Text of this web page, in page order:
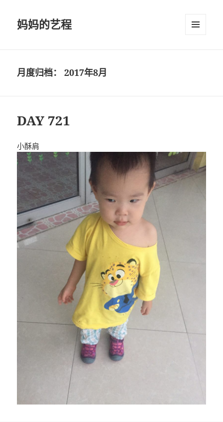
妈妈的艺程
月度归档：2017年8月
DAY 721
小酥肩